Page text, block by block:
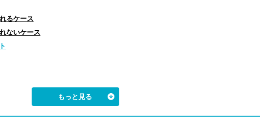
るケース
ないケース